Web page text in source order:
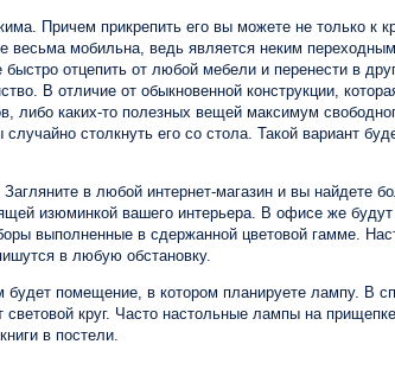
Причем прикрепить его вы можете не только к
весьма мобильна, ведь является неким
отцепить от любой мебели и перенести в
В отличие от обыкновенной конструкции,
либо каких-то полезных вещей максимум
столкнуть его со стола. Такой вариант
в любой интернет-магазин и вы найдете
изюминкой вашего интерьера. В офисе же
выполненные в сдержанной цветовой гамме.
в любую обстановку.
помещение, в котором планируете лампу. В
круг. Часто настольные лампы на
в постели.